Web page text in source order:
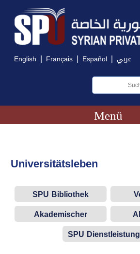
English | Français | Español | عربي
Menü
Universitätsleben
SPU Bibliothek
Akademischer
Kalander
SPU